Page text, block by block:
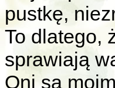
pustkę,
To dlatego,
sprawiają
Oni są